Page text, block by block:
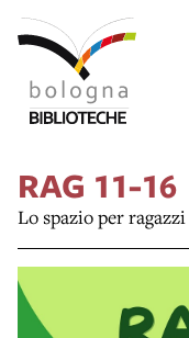
RAG 11-16
Lo spazio per